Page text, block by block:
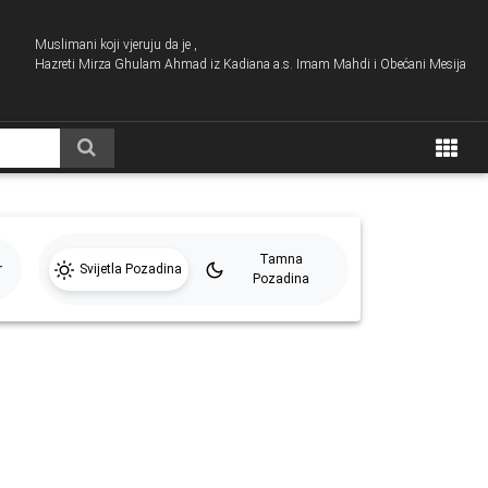
Muslimani koji vjeruju da je ,
Hazreti Mirza Ghulam Ahmad iz Kadiana a.s. Imam Mahdi i Obećani Mesija
Svijetla Pozadina
Tamna
Pozadina